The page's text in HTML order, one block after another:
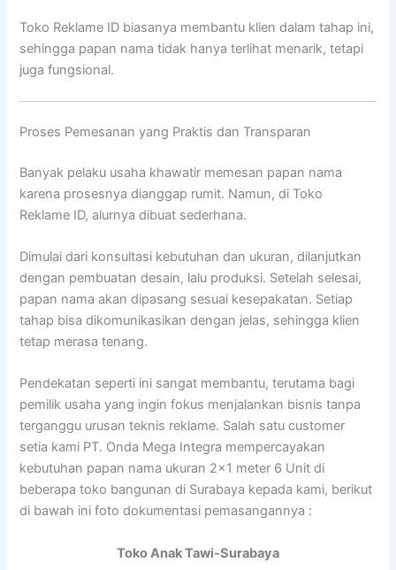
Toko Reklame ID biasanya membantu klien dalam tahap ini,
sehingga papan nama tidak hanya terlihat menarik, tetapi
juga fungsional.
Proses Pemesanan yang Praktis dan Transparan
Banyak pelaku usaha khawatir memesan papan nama
karena prosesnya dianggap rumit. Namun, di Toko
Reklame ID, alurnya dibuat sederhana.
Dimulai dari konsultasi kebutuhan dan ukuran, dilanjutkan
dengan pembuatan desain, lalu produksi. Setelah selesai,
papan nama akan dipasang sesuai kesepakatan. Setiap
tahap bisa dikomunikasikan dengan jelas, sehingga klien
tetap merasa tenang.
Pendekatan seperti ini sangat membantu, terutama bagi
pemilik usaha yang ingin fokus menjalankan bisnis tanpa
terganggu urusan teknis reklame. Salah satu customer
setia kami PT. Onda Mega Integra mempercayakan
kebutuhan papan nama ukuran 2×1 meter 6 Unit di
beberapa toko bangunan di Surabaya kepada kami, berikut
di bawah ini foto dokumentasi pemasangannya :
Toko Anak Tawi-Surabaya